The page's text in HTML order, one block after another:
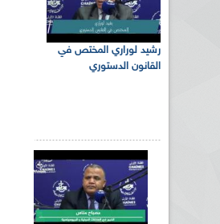
رشيد لوراري المختص في
القانون الدستوري